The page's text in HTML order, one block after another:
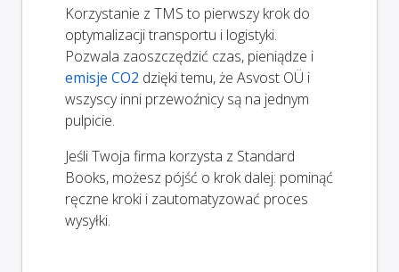
Korzystanie z TMS to pierwszy krok do
optymalizacji transportu i logistyki.
Pozwala zaoszczędzić czas, pieniądze i
emisje CO2 dzięki temu, że Asvost OÜ i
wszyscy inni przewoźnicy są na jednym
pulpicie.
Jeśli Twoja firma korzysta z Standard
Books, możesz pójść o krok dalej: pominąć
ręczne kroki i zautomatyzować proces
wysyłki.